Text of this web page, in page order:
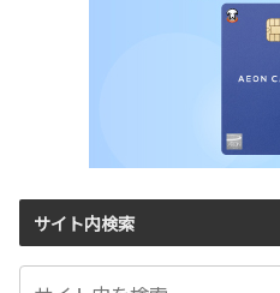
サイト内検索